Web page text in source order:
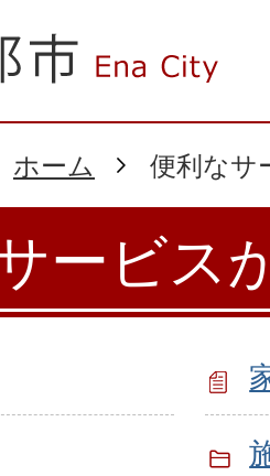
ホーム 便利なサ
ービス